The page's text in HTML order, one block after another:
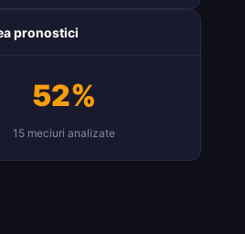
pronostici
52%
15 meciuri analizate